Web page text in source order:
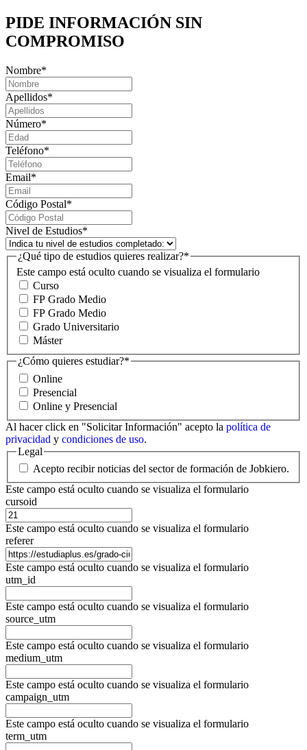
PIDE INFORMACIÓN SIN
COMPROMISO
Nombre*
Apellidos*
Número*
Teléfono*
Email*
Código Postal*
Nivel de Estudios*
Este campo está oculto cuando se visualiza el formulario
¿Qué tipo de estudios quieres realizar?*
Curso
FP Grado Medio
FP Grado Medio
Grado Universitario
Máster
¿Cómo quieres estudiar?*
Online
Presencial
Online y Presencial
Al hacer click en "Solicitar Información" acepto la política de
privacidad y condiciones de uso.
Legal
Acepto recibir noticias del sector de formación de Jobkiero.
Este campo está oculto cuando se visualiza el formulario
cursoid
Este campo está oculto cuando se visualiza el formulario
referer
Este campo está oculto cuando se visualiza el formulario
utm_id
Este campo está oculto cuando se visualiza el formulario
source_utm
Este campo está oculto cuando se visualiza el formulario
medium_utm
Este campo está oculto cuando se visualiza el formulario
campaign_utm
Este campo está oculto cuando se visualiza el formulario
term_utm